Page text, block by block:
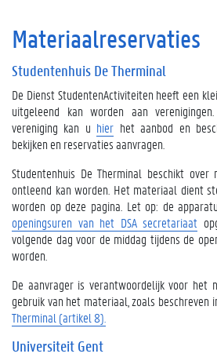
Materiaalreservaties
Studentenhuis De Therminal
De Dienst StudentenActiviteiten heeft een
uitgeleend kan worden aan
vereniging kan u hier het aanbod en
bekijken en reservaties aanvragen.
Studentenhuis De Therminal beschikt
ontleend kan worden. Het materiaal dient
worden op deze pagina. Let op: de
openingsuren van het DSA secretariaat
volgende dag voor de middag tijdens de
worden.
De aanvrager is verantwoordelijk voor het
gebruik van het materiaal, zoals beschreven
Therminal (artikel 8).
Universiteit Gent